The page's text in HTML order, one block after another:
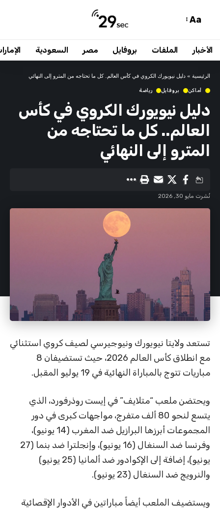
Aa
الأخبار الملفات بروفايل مصر السعودية
الرئيسية » دليل نيويورك الكروي في كأس العالم.. كل ما تحتاجه من المترو إلى النهائي
أماكن بروفايل رياضة
دليل نيويورك الكروي في كأس
العالم.. كل ما تحتاجه من
المترو إلى النهائي
نُشرت مايو 30, 2026
تستعد ولايتا نيويورك ونيوجيرسي لصيف كروي استثنائي
مع انطلاق كأس العالم 2026، حيث تستضيفان 8
مباريات تتوج بالمباراة النهائية في 19 يوليو المقبل.
ويحتضن ملعب “متلايف” في إيست روذرفورد، الذي
يتسع لنحو 80 ألف متفرج، مواجهات كبرى في دور
المجموعات أبرزها البرازيل ضد المغرب (14 يونيو)،
وفرنسا ضد السنغال (16 يونيو)، وإنجلترا ضد بنما (27
يونيو)، إضافة إلى الإكوادور ضد ألمانيا (25 يونيو)
والنرويج ضد السنغال (23 يونيو).
ويستضيف الملعب أيضاً مباراتين في الأدوار الإقصائية